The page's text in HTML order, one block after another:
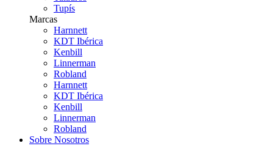
Tupís
Marcas
Harnnett
KDT Ibérica
Kenbill
Linnerman
Robland
Harnnett
KDT Ibérica
Kenbill
Linnerman
Robland
Sobre Nosotros